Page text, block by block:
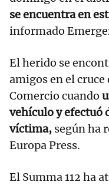
se encuentra en
informado
El herido se
amigos en el cruce
Comercio cuando
vehículo y efectuó
víctima, según ha
Europa Press.
El Summa 112 ha